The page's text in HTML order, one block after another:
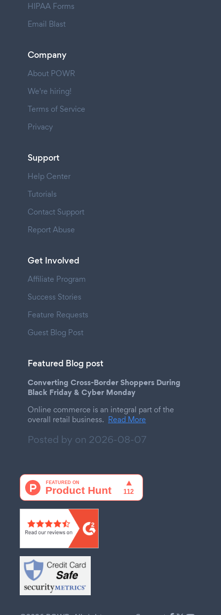
HIPAA Forms
Email Blast
Company
About POWR
We're hiring!
Terms of Service
Privacy
Support
Help Center
Tutorials
Contact Support
Report Abuse
Get Involved
Affiliate Program
Success Stories
Feature Requests
Guest Blog Post
Featured Blog post
Converting Cross-Border Shoppers During
Black Friday & Cyber Monday
Online commerce is an integral part of the
overall retail business. Read More
Posted by on 2026-08-07